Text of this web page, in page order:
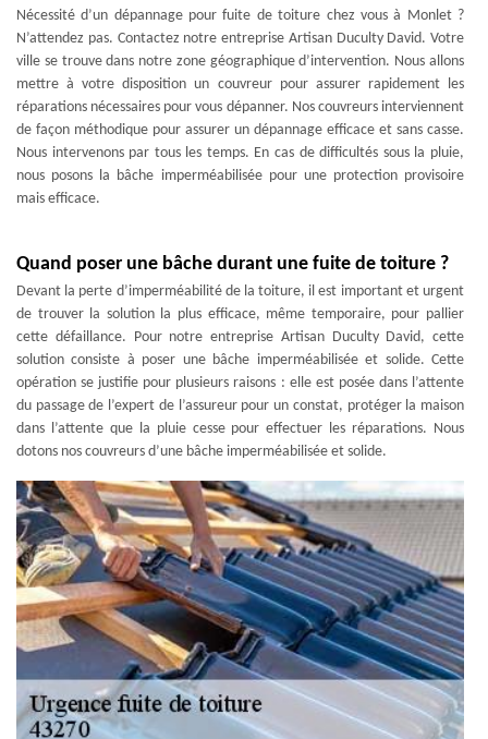
Nécessité d’un dépannage pour fuite de toiture chez vous à Monlet ?
N’attendez pas. Contactez notre entreprise Artisan Duculty David. Votre
ville se trouve dans notre zone géographique d’intervention. Nous allons
mettre à votre disposition un couvreur pour assurer rapidement les
réparations nécessaires pour vous dépanner. Nos couvreurs interviennent
de façon méthodique pour assurer un dépannage efficace et sans casse.
Nous intervenons par tous les temps. En cas de difficultés sous la pluie,
nous posons la bâche imperméabilisée pour une protection provisoire
mais efficace.
Quand poser une bâche durant une fuite de toiture ?
Devant la perte d’imperméabilité de la toiture, il est important et urgent
de trouver la solution la plus efficace, même temporaire, pour pallier
cette défaillance. Pour notre entreprise Artisan Duculty David, cette
solution consiste à poser une bâche imperméabilisée et solide. Cette
opération se justifie pour plusieurs raisons : elle est posée dans l’attente
du passage de l’expert de l’assureur pour un constat, protéger la maison
dans l’attente que la pluie cesse pour effectuer les réparations. Nous
dotons nos couvreurs d’une bâche imperméabilisée et solide.